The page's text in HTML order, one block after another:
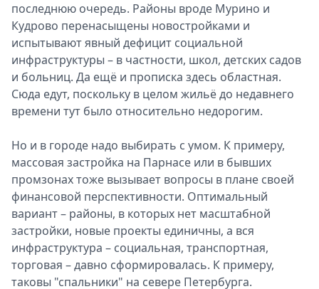
последнюю очередь. Районы вроде Мурино и
Кудрово перенасыщены новостройками и
испытывают явный дефицит социальной
инфраструктуры – в частности, школ, детских садов
и больниц. Да ещё и прописка здесь областная.
Сюда едут, поскольку в целом жильё до недавнего
времени тут было относительно недорогим.
Но и в городе надо выбирать с умом. К примеру,
массовая застройка на Парнасе или в бывших
промзонах тоже вызывает вопросы в плане своей
финансовой перспективности. Оптимальный
вариант – районы, в которых нет масштабной
застройки, новые проекты единичны, а вся
инфраструктура – социальная, транспортная,
торговая – давно сформировалась. К примеру,
таковы "спальники" на севере Петербурга.